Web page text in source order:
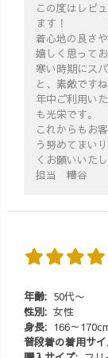
この度はレビ
ます！
着心地の良さ
嬉しく思って
寒い時期にス
と、素敵ですね
年中ご利用い
も光栄です。
これからもお
う努めてまい
くお願いいた
担当 糟谷
年齢: 50代〜
性別: 女性
身長: 166～
普段着の着用サ